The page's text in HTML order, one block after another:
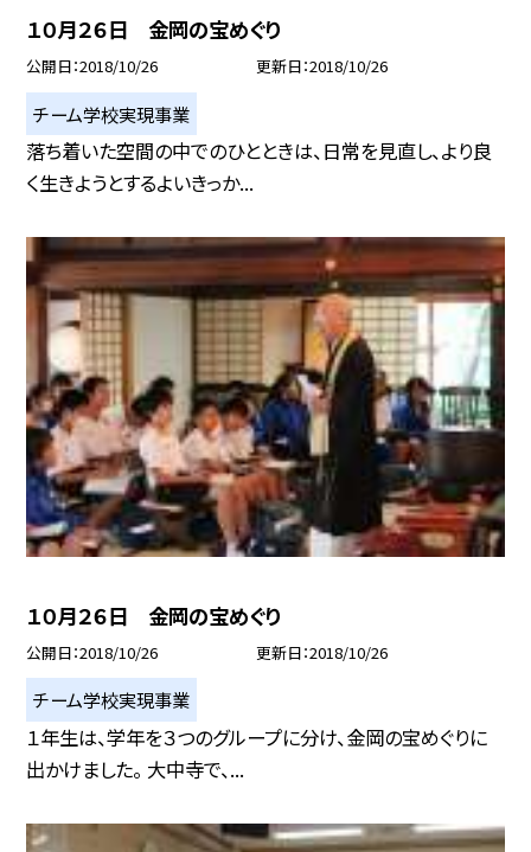
１０月２６日 金岡の宝めぐり
公開日 2018/10/26 更新日 2018/10/26
チーム学校実現事業
落ち着いた空間の中でのひとときは、日常を見直し、より良
く生きようとするよいきっか...
１０月２６日 金岡の宝めぐり
公開日 2018/10/26 更新日 2018/10/26
チーム学校実現事業
１年生は、学年を３つのグループに分け、金岡の宝めぐりに
出かけました。 大中寺で、...